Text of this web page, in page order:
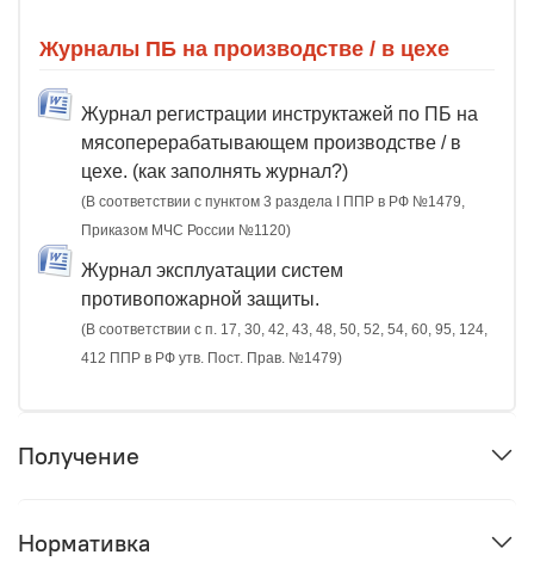
Журналы ПБ на производстве / в цехе
Журнал регистрации инструктажей по ПБ на
мясоперерабатывающем производстве / в
цехе. (как заполнять журнал?)
(В соответствии с пунктом 3 раздела I ППР в РФ №1479,
Приказом МЧС России №1120)
Журнал эксплуатации систем
противопожарной защиты.
(В соответствии с п. 17, 30, 42, 43, 48, 50, 52, 54, 60, 95, 124,
412 ППР в РФ утв. Пост. Прав. №1479)
Получение
Нормативка